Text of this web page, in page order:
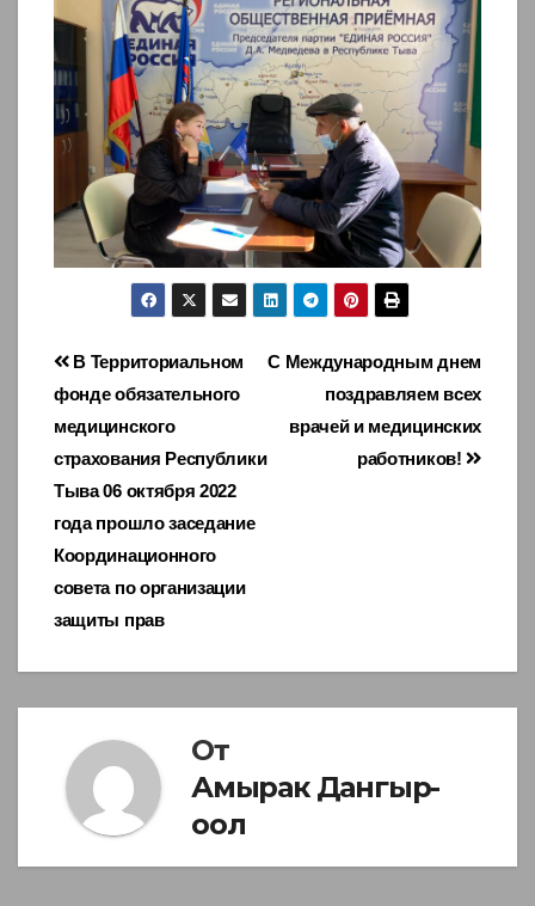
Навигация
по
записям
С Международным днем
поздравляем всех
врачей и медицинских
работников!
В Территориальном
фонде обязательного
медицинского
страхования Республики
Тыва 06 октября 2022
года прошло заседание
Координационного
совета по организации
защиты прав
От
Амырак Дангыр-
оол